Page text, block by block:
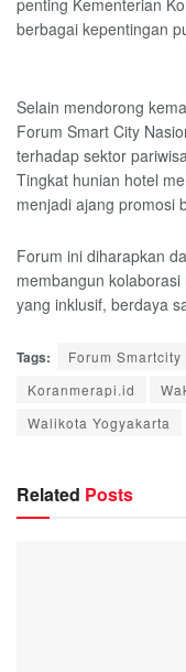
penting Kementerian
berbagai kepentingan
Selain mendorong
Forum Smart City
terhadap sektor
Tingkat hunian hotel
menjadi ajang promosi
Forum ini diharapkan
membangun
yang inklusif, berdaya
Tags: Forum
Koranmerapi.id
Walikota Yogyakarta
Related Posts